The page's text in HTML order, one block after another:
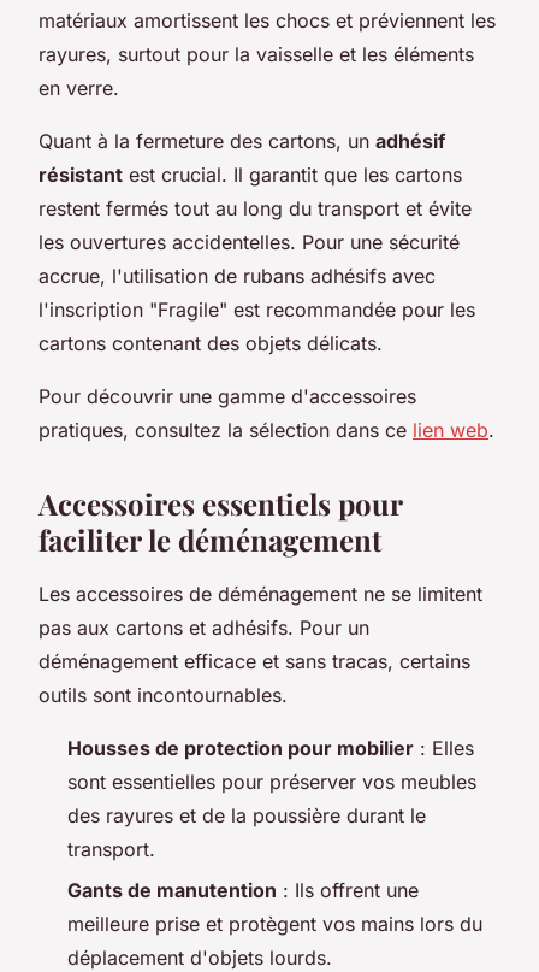
matériaux amortissent les chocs et préviennent les
rayures, surtout pour la vaisselle et les éléments
en verre.
Quant à la fermeture des cartons, un adhésif
résistant est crucial. Il garantit que les cartons
restent fermés tout au long du transport et évite
les ouvertures accidentelles. Pour une sécurité
accrue, l'utilisation de rubans adhésifs avec
l'inscription "Fragile" est recommandée pour les
cartons contenant des objets délicats.
Pour découvrir une gamme d'accessoires
pratiques, consultez la sélection dans ce lien web.
Accessoires essentiels pour
faciliter le déménagement
Les accessoires de déménagement ne se limitent
pas aux cartons et adhésifs. Pour un
déménagement efficace et sans tracas, certains
outils sont incontournables.
Housses de protection pour mobilier : Elles
sont essentielles pour préserver vos meubles
des rayures et de la poussière durant le
transport.
Gants de manutention : Ils offrent une
meilleure prise et protègent vos mains lors du
déplacement d'objets lourds.